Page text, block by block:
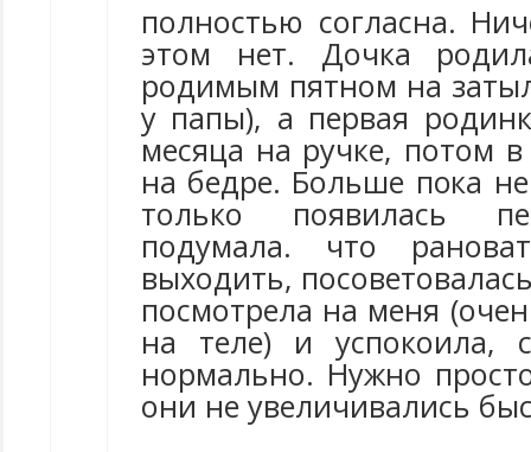
полностью согласна.
этом нет. Дочка
родимым пятном на
у папы), а первая
месяца на ручке, потом
на бедре. Больше пока
только появилась
подумала. что
выходить,
посмотрела на меня
на теле) и успокоила,
нормально. Нужно
они не увеличивались